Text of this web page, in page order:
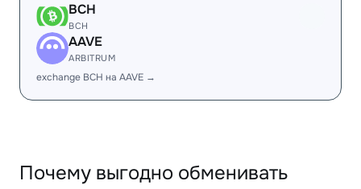
BCH
BCH
AAVE
ARBITRUM
exchange BCH на AAVE →
Почему выгодно обменивать